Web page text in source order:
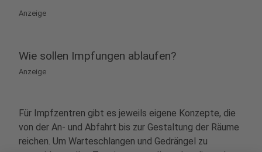
Anzeige
Wie sollen Impfungen ablaufen?
Anzeige
Für Impfzentren gibt es jeweils eigene Konzepte, die
von der An- und Abfahrt bis zur Gestaltung der Räume
reichen. Um Warteschlangen und Gedrängel zu